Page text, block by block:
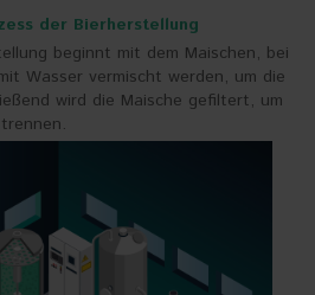
der Bierherstellung
beginnt mit dem Maischen, bei
Wasser vermischt werden, um die
wird die Maische gefiltert, um